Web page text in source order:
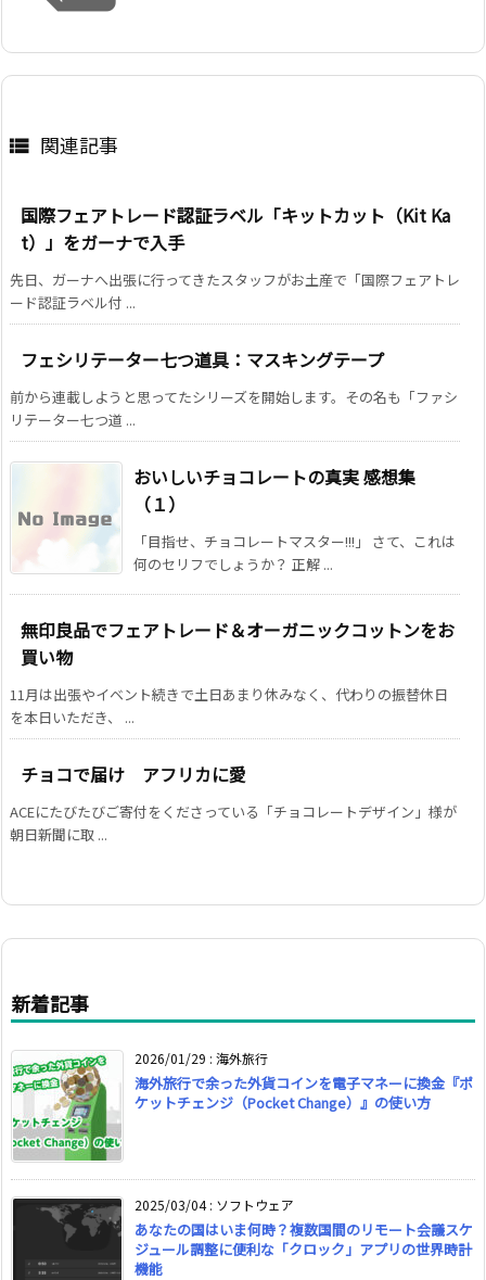
 関連記事
国際フェアトレード認証ラベル「キットカット（Kit Ka
t）」をガーナで入手
先日、ガーナへ出張に行ってきたスタッフがお土産で「国際フェアトレ
ード認証ラベル付 ...
フェシリテーター七つ道具：マスキングテープ
前から連載しようと思ってたシリーズを開始します。その名も「ファシ
リテーター七つ道 ...
おいしいチョコレートの真実 感想集
（１）
「目指せ、チョコレートマスター!!!」 さて、これは
何のセリフでしょうか？ 正解 ...
無印良品でフェアトレード＆オーガニックコットンをお
買い物
11月は出張やイベント続きで土日あまり休みなく、代わりの振替休日
を本日いただき、 ...
チョコで届け アフリカに愛
ACEにたびたびご寄付をくださっている「チョコレートデザイン」様が
朝日新聞に取 ...
新着記事
2026/01/29 : 海外旅行
海外旅行で余った外貨コインを電子マネーに換金『ポ
ケットチェンジ（Pocket Change）』の使い方
2025/03/04: ソフトウェア
あなたの国はいま何時？複数国間のリモート会議スケ
ジュール調整に便利な「クロック」アプリの世界時計
機能